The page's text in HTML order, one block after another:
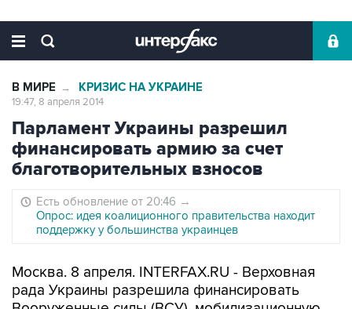
В МИРЕ → КРИЗИС НА УКРАИНЕ
19:47, 8 апреля 2014
Парламент Украины разрешил
финансировать армию за счет
благотворительных взносов
Есть обновление от 20:46 →
Опрос: идея коалиционного правительства находит
поддержку у большинства украинцев
Москва. 8 апреля. INTERFAX.RU - Верховная
рада Украины разрешила финансировать